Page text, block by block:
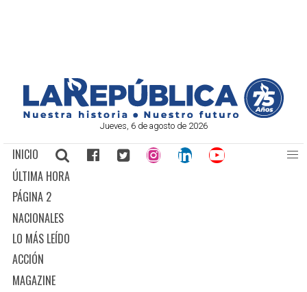
Jueves, 6 de agosto de 2026
INICIO
ÚLTIMA HORA
PÁGINA 2
NACIONALES
LO MÁS LEÍDO
ACCIÓN
MAGAZINE